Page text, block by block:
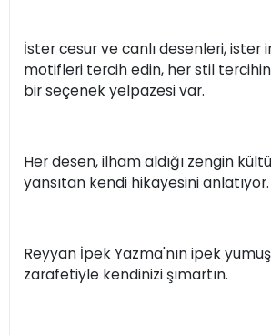
İster cesur ve canlı desenleri, ister
motifleri tercih edin, her stil
bir seçenek yelpazesi var.
Her desen, ilham aldığı zengin
yansıtan kendi hikayesini anlatıyor.
Reyyan İpek Yazma'nın ipek
zarafetiyle kendinizi şımartın.